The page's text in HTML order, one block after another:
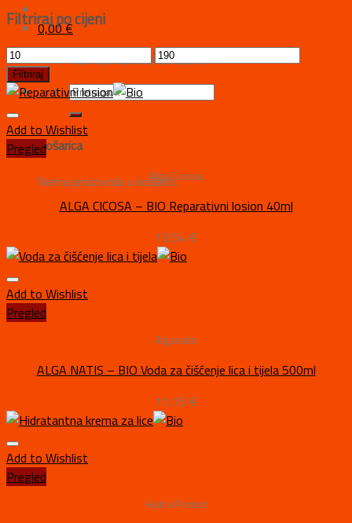
0,00€
Nema proizvoda u košarici.
Košarica
Nema proizvoda u košarici.
Filtriraj po cijeni
Filtriraj
Add to Wishlist
Pregled
Alga Cicosa
ALGA CICOSA – BIO Reparativni losion 40ml
13,54 €
Add to Wishlist
Pregled
Alganatis
ALGA NATIS – BIO Voda za čišćenje lica i tijela 500ml
11,15 €
Add to Wishlist
Pregled
Hydra Protect